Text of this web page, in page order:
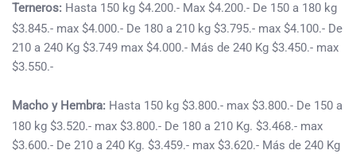
Terneros: Hasta 150 kg $4.200.- Max $4.200.- De 150 a 180 kg
$3.845.- max $4.000.- De 180 a 210 kg $3.795.- max $4.100.- De
210 a 240 Kg $3.749 max $4.000.- Más de 240 Kg $3.450.- max
$3.550.-
Macho y Hembra: Hasta 150 kg $3.800.- max $3.800.- De 150 a
180 kg $3.520.- max $3.800.- De 180 a 210 Kg. $3.468.- max
$3.600.- De 210 a 240 Kg. $3.459.- max $3.620.- Más de 240 Kg